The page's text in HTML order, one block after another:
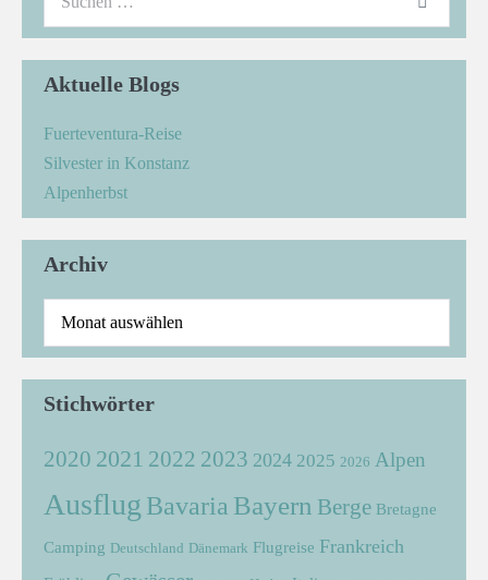
Aktuelle Blogs
Fuerteventura-Reise
Silvester in Konstanz
Alpenherbst
Archiv
Stichwörter
2020 2021 2022 2023 2024 2025 2026 Alpen
Ausflug Bavaria Bayern Berge Bretagne
Camping Deutschland Dänemark Flugreise Frankreich